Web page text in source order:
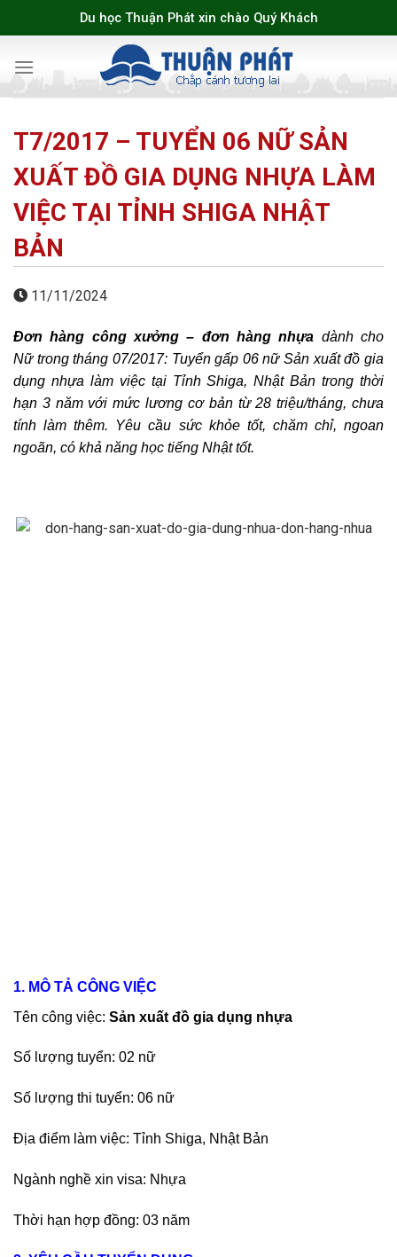
to
Du học Thuận Phát xin chào Quý Khách
T7/2017 – TUYỂN 06 NỮ SẢN
XUẤT ĐỒ GIA DỤNG NHỰA LÀM
VIỆC TẠI TỈNH SHIGA NHẬT
BẢN
11/11/2024
Đơn hàng công xưởng – đơn hàng nhựa dành cho
Nữ trong tháng 07/2017: Tuyển gấp 06 nữ Sản xuất đồ gia
dụng nhựa làm việc tại Tỉnh Shiga, Nhật Bản trong thời
hạn 3 năm với mức lương cơ bản từ 28 triệu/tháng, chưa
tính làm thêm. Yêu cầu sức khỏe tốt, chăm chỉ, ngoan
ngoãn, có khả năng học tiếng Nhật tốt.
1. MÔ TẢ CÔNG VIỆC
Tên công việc: Sản xuất đồ gia dụng nhựa
Số lượng tuyển: 02 nữ
Số lượng thi tuyển: 06 nữ
Địa điểm làm việc: Tỉnh Shiga, Nhật Bản
Ngành nghề xin visa: Nhựa
Thời hạn hợp đồng: 03 năm